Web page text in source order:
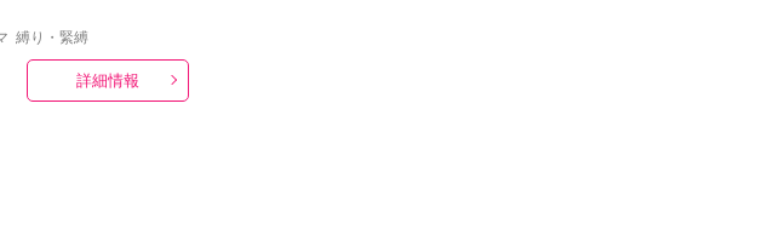
縛り・緊縛
詳細情報